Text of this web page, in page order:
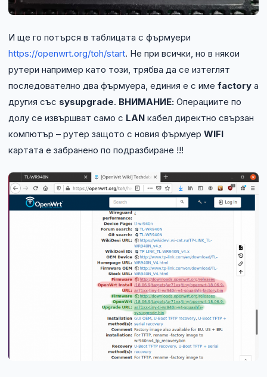
И ще го потърся в таблицата с фърмуери
https://openwrt.org/toh/start. Не при всички, но в някои
рутери например като този, трябва да се изтеглят
последователно два фърмуера, единия е с име factory а
другия със sysupgrade. ВНИМАНИЕ: Операциите по
долу се извършват само с LAN кабел директно свързан
компютър – рутер защото с новия фърмуер WIFI
картата е забранено по подразбиране !!!